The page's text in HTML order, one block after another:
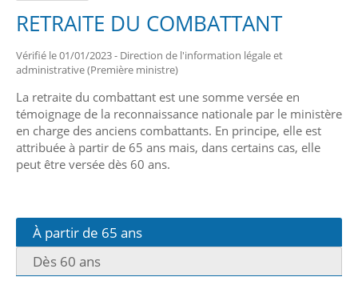
RETRAITE DU COMBATTANT
Vérifié le 01/01/2023 - Direction de l'information légale et
administrative (Première ministre)
La retraite du combattant est une somme versée en
témoignage de la reconnaissance nationale par le ministère
en charge des anciens combattants. En principe, elle est
attribuée à partir de 65 ans mais, dans certains cas, elle
peut être versée dès 60 ans.
À partir de 65 ans
Dès 60 ans